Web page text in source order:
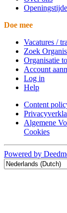
Doe mee
Vacatures /
Zoek
Organisatie
Account
Log in
Help
Content
Algemene
Cookies
Powered by